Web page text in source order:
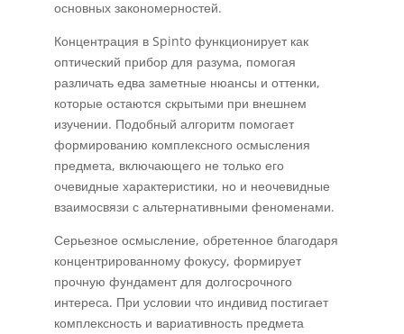
основных закономерностей.
Концентрация в Spinto функционирует как
оптический прибор для разума, помогая
различать едва заметные нюансы и оттенки,
которые остаются скрытыми при внешнем
изучении. Подобный алгоритм помогает
формированию комплексного осмысления
предмета, включающего не только его
очевидные характеристики, но и неочевидные
взаимосвязи с альтернативными феноменами.
Серьезное осмысление, обретенное благодаря
концентрированному фокусу, формирует
прочную фундамент для долгосрочного
интереса. При условии что индивид постигает
комплексность и вариативность предмета